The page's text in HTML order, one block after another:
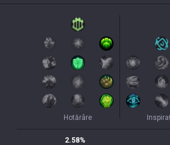
Hotărâre
2.58%